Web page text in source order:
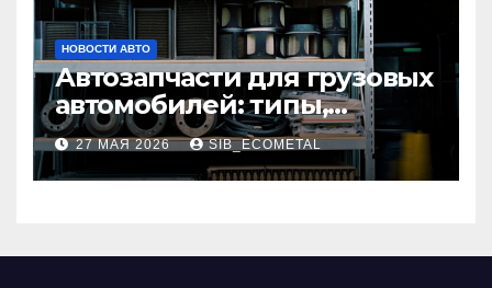
НОВОСТИ АВТО
Автозапчасти для грузовых
автомобилей: типы,
совместимость и критерии
подбора
27 МАЯ 2026 SIB_ECOMETAL